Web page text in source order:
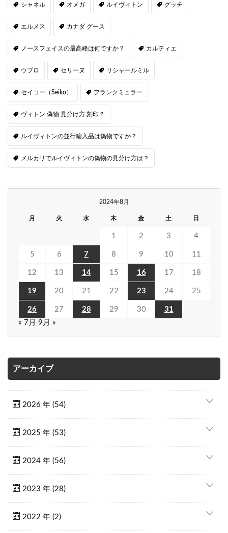
シャネル オメガ ルイヴィトン グッチ
エルメス カナダ グース
ノースフェイスの最高峰は何ですか？ カルティエ
ウブロ セリーヌ リシャールミル
セイコー（Seiko） フランクミュラー
ヴィトン 偽物 見分け方 刻印？
ルイヴィトンの並行輸入品は偽物ですか？
メルカリでルイヴィトンの偽物の見分け方は？
2024年8月
月 火 水 木 金 土 日
1 2 3 4
5 6 7 8 9 10 11
12 13 14 15 16 17 18
19 20 21 22 23 24 25
26 27 28 29 30
31
« 7月 9月 »
アーカイブ
2026 年 (54)
2025 年 (53)
2024 年 (56)
2023 年 (28)
2022 年 (2)